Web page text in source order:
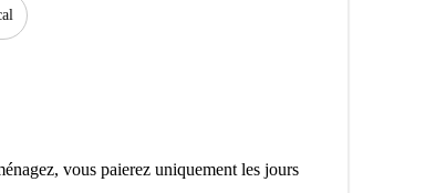
vous paierez uniquement les jours